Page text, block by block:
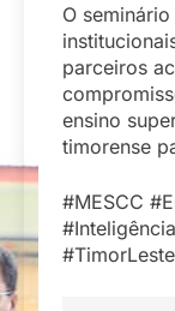
O
parceiros
ensino
timorense
#MESCC
#TimorLeste